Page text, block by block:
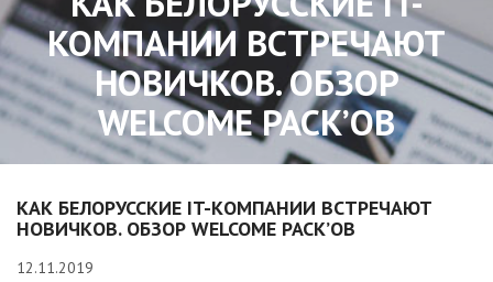
КОМПАНИИ ВСТРЕЧАЮТ
НОВИЧКОВ. ОБЗОР
WELCOME PACK’ОВ
КАК БЕЛОРУССКИЕ IT-КОМПАНИИ ВСТРЕЧАЮТ
НОВИЧКОВ. ОБЗОР WELCOME PACK’ОВ
12.11.2019